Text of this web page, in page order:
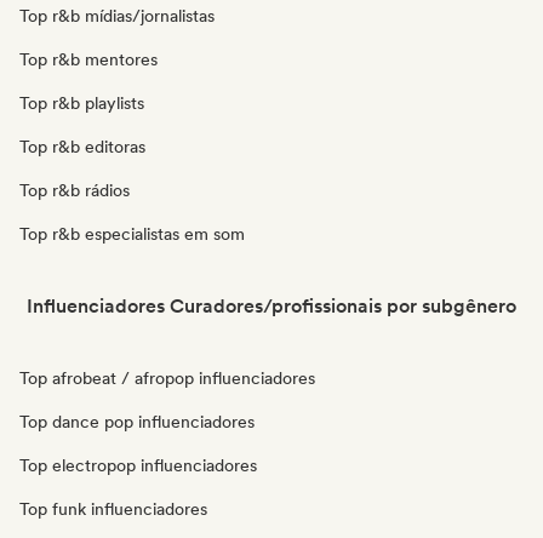
Top r&b mídias/jornalistas
Top r&b mentores
Top r&b playlists
Top r&b editoras
Top r&b rádios
Top r&b especialistas em som
Influenciadores Curadores/profissionais por subgênero
Top afrobeat / afropop influenciadores
Top dance pop influenciadores
Top electropop influenciadores
Top funk influenciadores